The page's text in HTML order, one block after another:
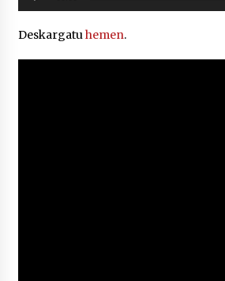
erreproduzigailua
Deskargatuhemen.